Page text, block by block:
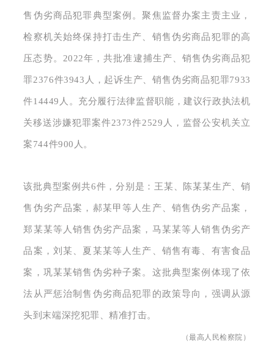
售伪劣商品犯罪典型案例。聚焦监督办案主责主业，
检察机关始终保持打击生产、销售伪劣商品犯罪的高
压态势。2022年，共批准逮捕生产、销售伪劣商品犯
罪2376件3943人，起诉生产、销售伪劣商品犯罪7933
件14449人。充分履行法律监督职能，建议行政执法机
关移送涉嫌犯罪案件2373件2529人，监督公安机关立
案744件900人。
该批典型案例共6件，分别是：王某、陈某某生产、销
售伪劣产品案，郝某甲等人生产、销售伪劣产品案，
郑某某等人销售伪劣产品案，马某某等人销售伪劣产
品案，刘某、夏某某等人生产、销售有毒、有害食品
案，巩某某销售伪劣种子案。 这批典型案例体现了依
法从严惩治制售伪劣商品犯罪的政策导向，强调从源
头到末端深挖犯罪、精准打击。
（最高人民检察院）